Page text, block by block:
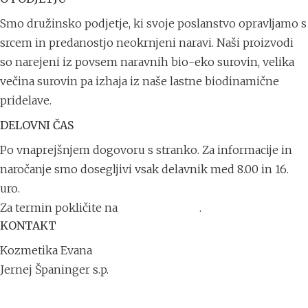
Smo družinsko podjetje, ki svoje poslanstvo opravljamo s
srcem in predanostjo neokrnjeni naravi. Naši proizvodi
so narejeni iz povsem naravnih bio-eko surovin, velika
večina surovin pa izhaja iz naše lastne biodinamične
pridelave.
DELOVNI ČAS
Po vnaprejšnjem dogovoru s stranko. Za informacije in
naročanje smo dosegljivi vsak delavnik med 8.00 in 16.
uro.
Za termin pokličite na
.
KONTAKT
Kozmetika Evana
Jernej Španinger s.p.